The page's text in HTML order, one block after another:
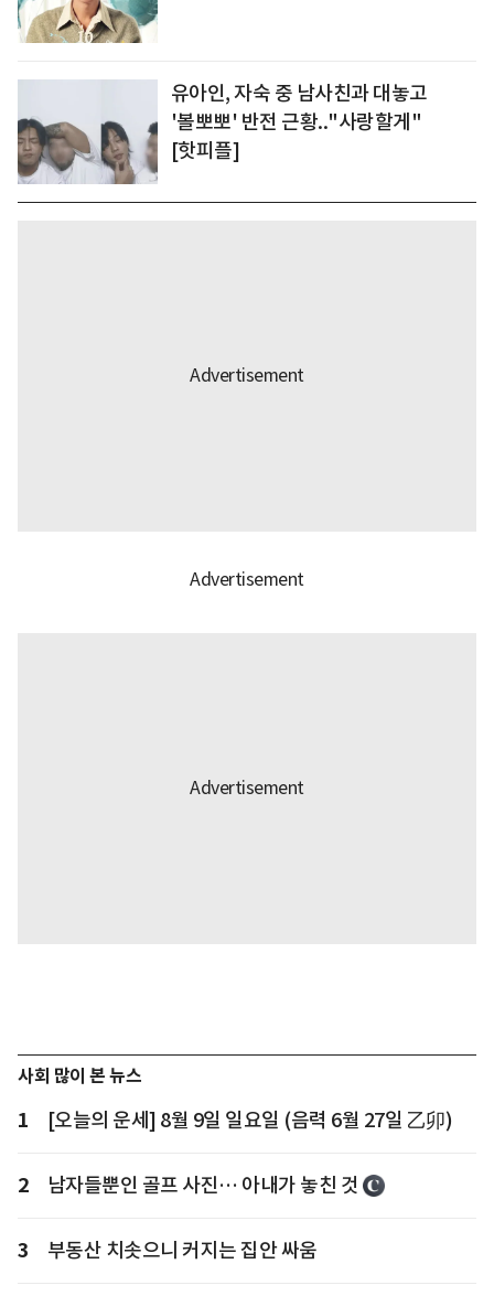
유아인, 자숙 중 남사친과 대놓고
'볼뽀뽀' 반전 근황.."사랑할게"
[핫피플]
사회 많이 본 뉴스
1 [오늘의 운세] 8월 9일 일요일 (음력 6월 27일 乙卯)
2 남자들뿐인 골프 사진… 아내가 놓친 것
3 부동산 치솟으니 커지는 집안 싸움